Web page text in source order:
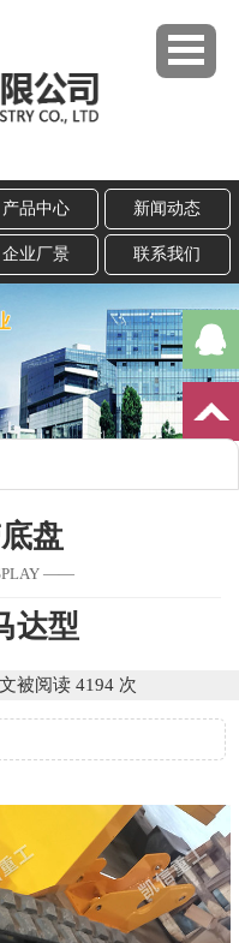
产品中心 新闻动态
企业厂景 联系我们
盘
——
达型
被阅读 4194 次